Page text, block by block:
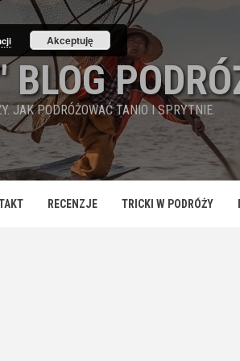
JAK PODRÓŻOWAĆ TANIO I SPRYTNIE.
RECENZJE TRICKI W PODRÓŻY
Akceptuję